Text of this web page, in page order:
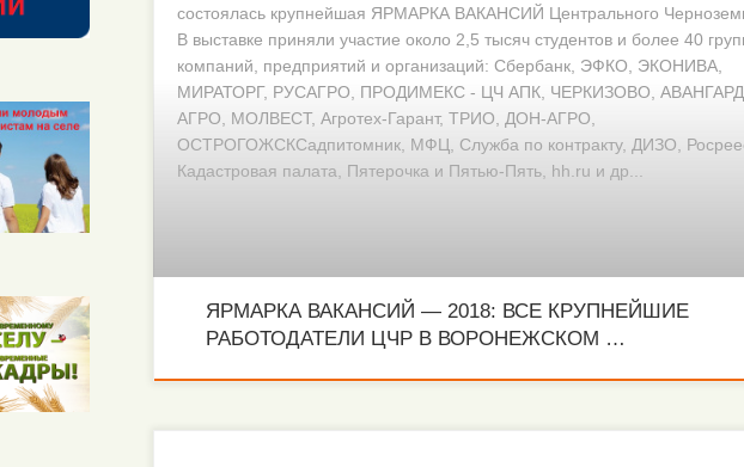
состоялась крупнейшая ЯРМАРКА ВАКАНСИЙ Центрального
В выставке приняли участие около 2,5 тысяч студентов и более 40
компаний, предприятий и организаций: Сбербанк, ЭФКО, ЭКОНИВА,
МИРАТОРГ, РУСАГРО, ПРОДИМЕКС - ЦЧ АПК, ЧЕРКИЗОВО,
АГРО, МОЛВЕСТ, Агротех-Гарант, ТРИО, ДОН-АГРО,
ОСТРОГОЖСКСадпитомник, МФЦ, Служба по контракту, ДИЗО,
Кадастровая палата, Пятерочка и Пятью-Пять, hh.ru и др...
ЯРМАРКА ВАКАНСИЙ — 2018: ВСЕ КРУПНЕЙШИЕ
РАБОТОДАТЕЛИ ЦЧР В ВОРОНЕЖСКОМ …